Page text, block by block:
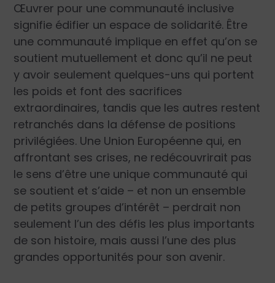
Œuvrer pour une communauté inclusive
signifie édifier un espace de solidarité. Être
une communauté implique en effet qu’on se
soutient mutuellement et donc qu’il ne peut
y avoir seulement quelques-uns qui portent
les poids et font des sacrifices
extraordinaires, tandis que les autres restent
retranchés dans la défense de positions
privilégiées. Une Union Européenne qui, en
affrontant ses crises, ne redécouvrirait pas
le sens d’être une unique communauté qui
se soutient et s’aide – et non un ensemble
de petits groupes d’intérêt – perdrait non
seulement l’un des défis les plus importants
de son histoire, mais aussi l’une des plus
grandes opportunités pour son avenir.